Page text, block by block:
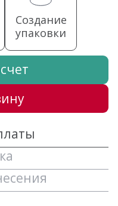
Создание
упаковки